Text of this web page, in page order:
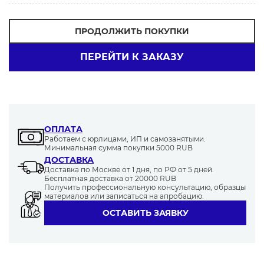
ПРОДОЛЖИТЬ ПОКУПКИ
ПЕРЕЙТИ К ЗАКАЗУ
ОПЛАТА
Работаем с юрлицами, ИП и самозанятыми.
Минимальная сумма покупки 5000 RUB
ДОСТАВКА
Доставка по Москве от 1 дня, по РФ от 5 дней.
Бесплатная доставка от 20000 RUB
Получить профессиональную консультацию, образцы
материалов или записаться на апробацию.
ОСТАВИТЬ ЗАЯВКУ